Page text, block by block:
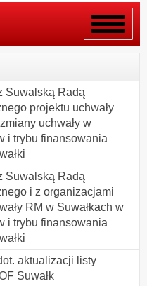
Włącz
menu
Suwalską Radą
projektu uchwały
uchwały w
i trybu finansowania
Suwalską Radą
i z organizacjami
RM w Suwałkach w
i trybu finansowania
aktualizacji listy
Suwałk